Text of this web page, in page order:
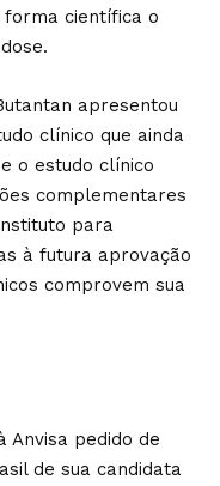
forma científica o
apresentou
clínico que ainda
o estudo clínico
complementares
para
à futura aprovação
comprovem sua
Anvisa pedido de
de sua candidata